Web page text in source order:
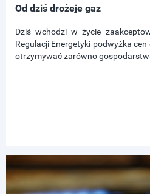
Od dziś drożeje gaz
Dziś wchodzi w życie
Regulacji Energetyki podwyżka
otrzymywać zarówno